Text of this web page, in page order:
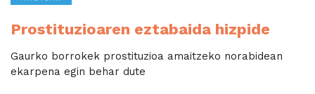
Prostituzioaren eztabaida hizpide
Gaurko borrokek prostituzioa amaitzeko norabidean
ekarpena egin behar dute